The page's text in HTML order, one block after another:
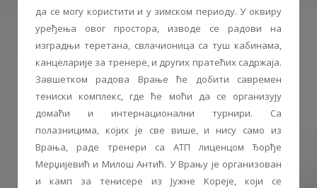
да се могу користити и у зимском периоду. У оквиру
уређења овог простора, изводе се радови на
изградњи теретана, свлачионица са туш кабинама,
канцеларије за тренере, и других пратећих садржаја.
Завшетком радова Врање ће добити савремен
тениски комплекс, где ће моћи да се организују
домаћи и интернационални турнири. Са
полазницима, којих је све више, и нису само из
Врања, раде тренери са АТП лиценцом Ђорђе
Мерџијевић и Милош Антић. У Врању је организован
и камп за тенисере из Јужне Kореје, који се